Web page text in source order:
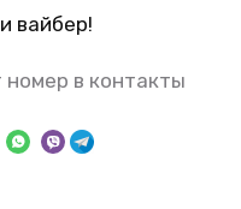
вайбер!
номер в контакты